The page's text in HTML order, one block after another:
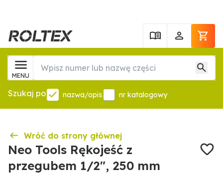
MENU
Szukaj po nazwa/opis nr katalogowy
Wróć do strony głównej
Neo Tools Rękojeść z
przegubem 1/2", 250 mm